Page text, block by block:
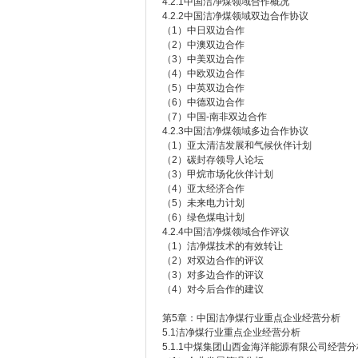
4.2.2中国洁净煤领域双边合作协议
（1）中日双边合作
（2）中澳双边合作
（3）中美双边合作
（4）中欧双边合作
（5）中英双边合作
（6）中德双边合作
（7）中国-南非双边合作
4.2.3中国洁净煤领域多边合作协议
（1）亚太清洁发展和气候伙伴计划
（2）碳封存领导人论坛
（3）甲烷市场化伙伴计划
（4）亚太经济合作
（5）未来电力计划
（6）绿色煤电计划
4.2.4中国洁净煤领域合作评议
（1）洁净煤技术的有效转让
（2）对双边合作的评议
（3）对多边合作的评议
（4）对今后合作的建议
第5章：中国洁净煤行业重点企业经营分析
5.1洁净煤行业重点企业经营分析
5.1.1中煤集团山西金海洋能源有限公司经营